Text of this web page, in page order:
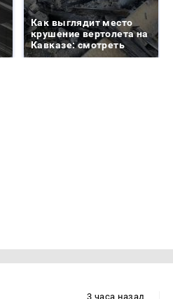
Как выглядит место
крушение вертолета на
Кавказе: смотреть
3 часа назад